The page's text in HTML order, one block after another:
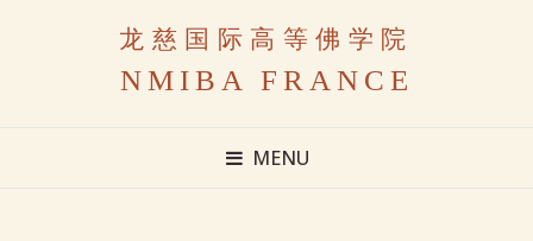
龙慈国际高等佛学院
NMIBA FRANCE
MENU